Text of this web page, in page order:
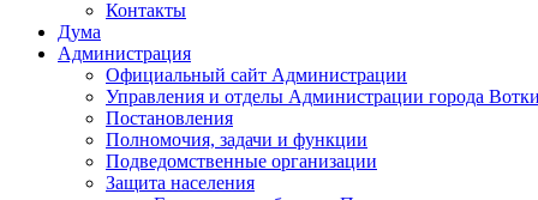
Контакты
Дума
Администрация
Официальный сайт Администрации
Управления и отделы Администрации города
Постановления
Полномочия, задачи и функции
Подведомственные организации
Защита населения